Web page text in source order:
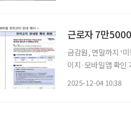
근로자 7만
금감원, 연말까지 ‘
이지·모바일앱 확인
2025-12-04 10:38